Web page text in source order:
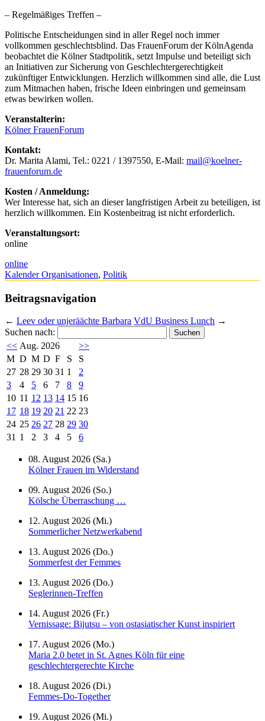
– Regelmäßiges Treffen –
Politische Entscheidungen sind in aller Regel noch immer
vollkommen geschlechtsblind. Das FrauenForum der KölnAgenda
beobachtet die Kölner Stadtpolitik, setzt Impulse und beteiligt sich
an Initiativen zur Sicherung von Geschlechtergerechtigkeit
zukünftiger Entwicklungen. Herzlich willkommen sind alle, die Lust
zum Mitmachen haben, frische Ideen einbringen und gemeinsam
etwas bewirken wollen.
Veranstalterin:
Kölner FrauenForum
Kontakt:
Dr. Marita Alami, Tel.: 0221 / 1397550, E-Mail: mail@koelner-
frauenforum.de
Kosten / Anmeldung:
Wer Interesse hat, sich an dieser langfristigen Arbeit zu beteiligen, ist
herzlich willkommen. Ein Kostenbeitrag ist nicht erforderlich.
Veranstaltungsort:
online
online
Kalender Organisationen, Politik
Beitragsnavigation
← Leev oder unjeräächte Barbara VdU Business Lunch →
Suchen nach:
<< Aug. 2026
>>
M D M D F S
S
27 28 29 30 31 1
2
3
4 5 6 7 8
9
10 11 12 13 14 15 16
17 18 19 20 21 22 23
24 25 26 27 28 29 30
31 1 2 3 4 5 6
08. August 2026 (Sa.)
Kölner Frauen im Widerstand
09. August 2026 (So.)
Kölsche Überraschung …
12. August 2026 (Mi.)
Sommerlicher Netzwerkabend
13. August 2026 (Do.)
Sommerfest der Femmes
13. August 2026 (Do.)
Seglerinnen-Treffen
14. August 2026 (Fr.)
Vernissage: Bijutsu – von ostasiatischer Kunst inspiriert
17. August 2026 (Mo.)
Maria 2.0 betet in St. Agnes Köln für eine
geschlechtergerechte Kirche
18. August 2026 (Di.)
Femmes-Do-Together
19. August 2026 (Mi.)